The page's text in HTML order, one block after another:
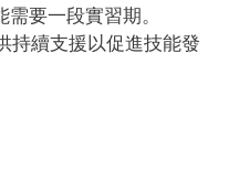
需要一段實習期。
持續支援以促進技能發